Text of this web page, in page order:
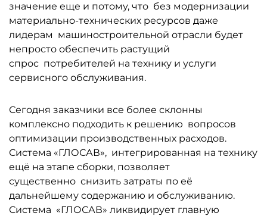
значение еще и потому, что без модернизации
материально-технических ресурсов даже
лидерам машиностроительной отрасли будет
непросто обеспечить растущий
спрос потребителей на технику и услуги
сервисного обслуживания.
Сегодня заказчики все более склонны
комплексно подходить к решению вопросов
оптимизации производственных расходов.
Система «ГЛОСАВ», интегрированная на технику
ещё на этапе сборки, позволяет
существенно снизить затраты по её
дальнейшему содержанию и обслуживанию.
Система «ГЛОСАВ» ликвидирует главную